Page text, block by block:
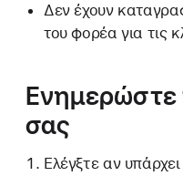
Δεν έχουν
του φορέα για τις
Ενημερώστε
σας
Ελέγξτε αν υπάρχει